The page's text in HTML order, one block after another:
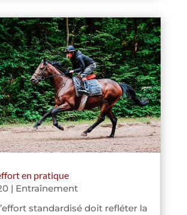
en pratique
| Entraînement
standardisé doit refléter la